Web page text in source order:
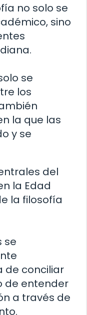
no solo se
sino
se
los
la que las
y se
del
la Edad
la filosofía
se
de conciliar
de entender
a través de